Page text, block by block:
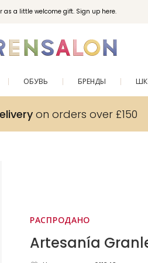
as a little welcome gift. Sign up here.
ОБУВЬ БРЕНДЫ
on orders over £150
РАСПРОДАНО
Artesanía